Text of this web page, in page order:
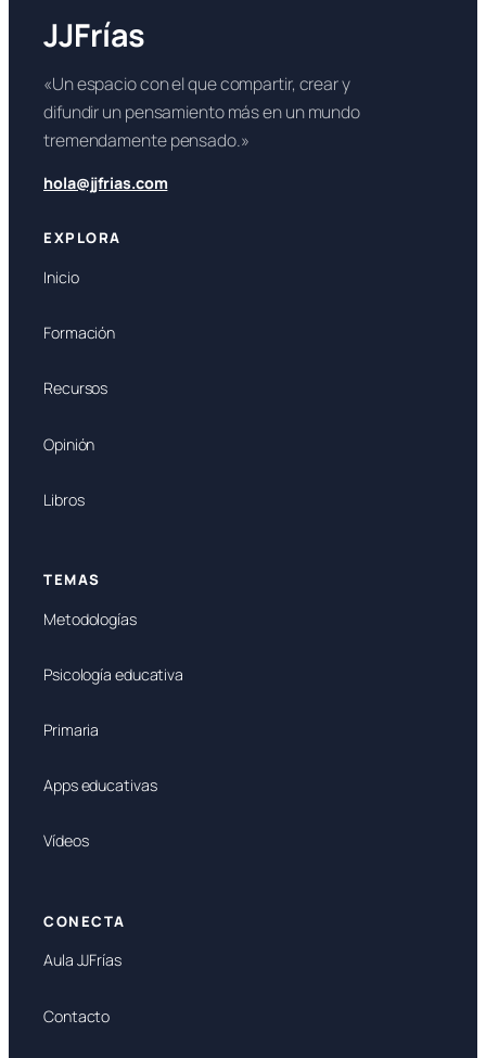
JJFrías
«Un espacio con el que compartir, crear y
difundir un pensamiento más en un mundo
tremendamente pensado.»
hola@jjfrias.com
EXPLORA
Inicio
Formación
Recursos
Opinión
Libros
TEMAS
Metodologías
Psicología educativa
Primaria
Apps educativas
Vídeos
CONECTA
Aula JJFrías
Contacto